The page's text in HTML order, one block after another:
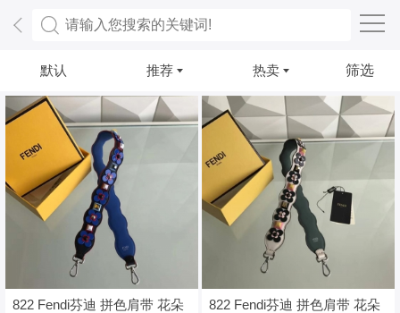
默认 推荐 热卖 筛选
822 Fendi芬迪 拼色肩带 花朵
822 Fendi芬迪 拼色肩带 花朵